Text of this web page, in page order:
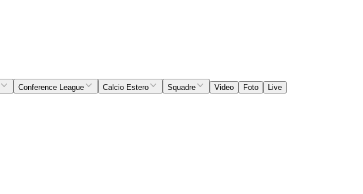
Conference League Calcio Estero Squadre Video Foto
Live